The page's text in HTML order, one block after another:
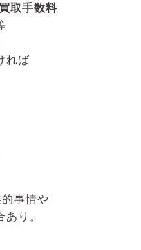
取手数料
れば
事情や
り。